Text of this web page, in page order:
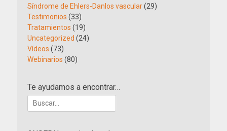
Síndrome de Ehlers-Danlos vascular(29)
Testimonios (33)
Tratamientos (19)
Uncategorized (24)
Vídeos (73)
Webinarios (80)
Te ayudamos a encontrar…
Buscar: